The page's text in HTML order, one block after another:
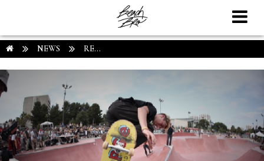
NEWS RE...